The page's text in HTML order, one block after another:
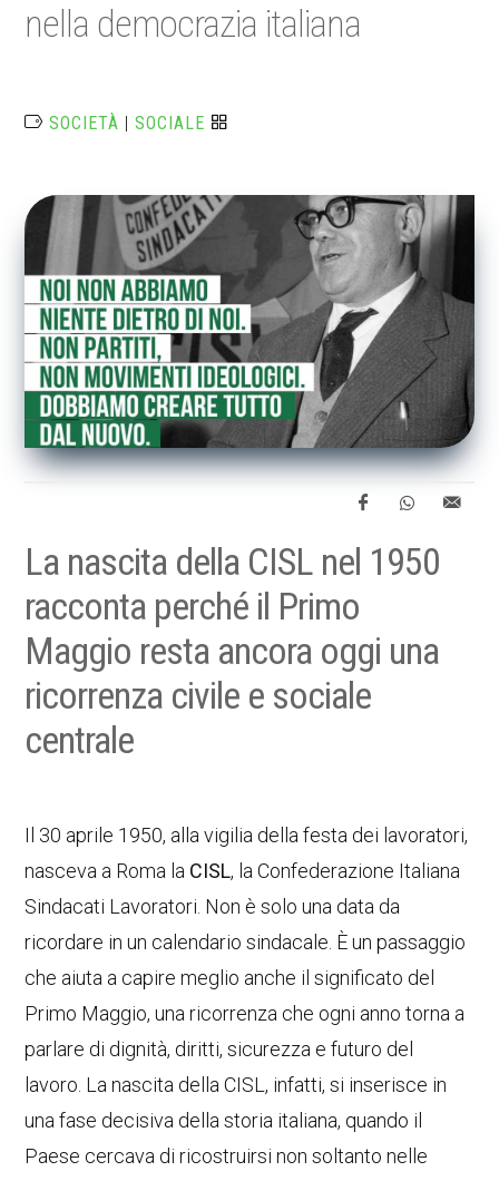
nella democrazia italiana
SOCIETÀ |SOCIALE
La nascita della CISL nel 1950
racconta perché il Primo
Maggio resta ancora oggi una
ricorrenza civile e sociale
centrale
Il 30 aprile 1950, alla vigilia della festa dei lavoratori,
nasceva a Roma la CISL, la Confederazione Italiana
Sindacati Lavoratori. Non è solo una data da
ricordare in un calendario sindacale. È un passaggio
che aiuta a capire meglio anche il significato del
Primo Maggio, una ricorrenza che ogni anno torna a
parlare di dignità, diritti, sicurezza e futuro del
lavoro. La nascita della CISL, infatti, si inserisce in
una fase decisiva della storia italiana, quando il
Paese cercava di ricostruirsi non soltanto nelle